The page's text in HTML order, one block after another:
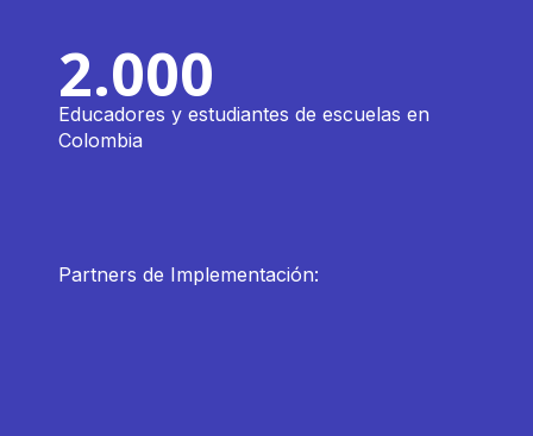
2.000
Educadores y estudiantes de escuelas en
Colombia
Partners de Implementación: